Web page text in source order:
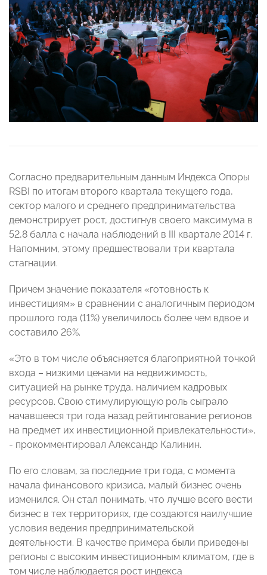
Согласно предварительным данным Индекса Опоры
RSBI по итогам второго квартала текущего года,
сектор малого и среднего предпринимательства
демонстрирует рост, достигнув своего максимума в
52,8 балла с начала наблюдений в III квартале 2014 г.
Напомним, этому предшествовали три квартала
стагнации.
Причем значение показателя «готовность к
инвестициям» в сравнении с аналогичным периодом
прошлого года (11%) увеличилось более чем вдвое и
составило 26%.
«Это в том числе объясняется благоприятной точкой
входа – низкими ценами на недвижимость,
ситуацией на рынке труда, наличием кадровых
ресурсов. Свою стимулирующую роль сыграло
начавшееся три года назад рейтингование регионов
на предмет их инвестиционной привлекательности»,
- прокомментировал Александр Калинин.
По его словам, за последние три года, с момента
начала финансового кризиса, малый бизнес очень
изменился. Он стал понимать, что лучше всего вести
бизнес в тех территориях, где создаются наилучшие
условия ведения предпринимательской
деятельности. В качестве примера были приведены
регионы с высоким инвестиционным климатом, где в
том числе наблюдается рост индекса